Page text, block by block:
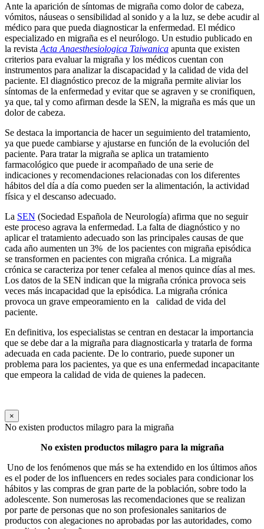
Ante la aparición de síntomas de migraña como dolor de cabeza,
vómitos, náuseas o sensibilidad al sonido y a la luz, se debe acudir al
médico para que pueda diagnosticar la enfermedad. El médico
especializado en migraña es el neurólogo. Un estudio publicado en
la revista Acta Anaesthesiologica Taiwanica apunta que existen
criterios para evaluar la migraña y los médicos cuentan con
instrumentos para analizar la discapacidad y la calidad de vida del
paciente. El diagnóstico precoz de la migraña permite aliviar los
síntomas de la enfermedad y evitar que se agraven y se cronifiquen,
ya que, tal y como afirman desde la SEN, la migraña es más que un
dolor de cabeza.
Se destaca la importancia de hacer un seguimiento del tratamiento,
ya que puede cambiarse y ajustarse en función de la evolución del
paciente. Para tratar la migraña se aplica un tratamiento
farmacológico que puede ir acompañado de una serie de
indicaciones y recomendaciones relacionadas con los diferentes
hábitos del día a día como pueden ser la alimentación, la actividad
física y el descanso adecuado.
La SEN (Sociedad Española de Neurología) afirma que no seguir
este proceso agrava la enfermedad. La falta de diagnóstico y no
aplicar el tratamiento adecuado son las principales causas de que
cada año aumenten un 3% de los pacientes con migraña episódica
se transformen en pacientes con migraña crónica. La migraña
crónica se caracteriza por tener cefalea al menos quince días al mes.
Los datos de la SEN indican que la migraña crónica provoca seis
veces más incapacidad que la episódica. La migraña crónica
provoca un grave empeoramiento en la calidad de vida del
paciente.
En definitiva, los especialistas se centran en destacar la importancia
que se debe dar a la migraña para diagnosticarla y tratarla de forma
adecuada en cada paciente. De lo contrario, puede suponer un
problema para los pacientes, ya que es una enfermedad incapacitante
que empeora la calidad de vida de quienes la padecen.
×
No existen productos milagro para la migraña
No existen productos milagro para la migraña
Uno de los fenómenos que más se ha extendido en los últimos años
es el poder de los influencers en redes sociales para condicionar los
hábitos y las compras de gran parte de la población, sobre todo la
adolescente. Son numerosas las recomendaciones que se realizan
por parte de personas que no son profesionales sanitarios de
productos con alegaciones no aprobadas por las autoridades, como